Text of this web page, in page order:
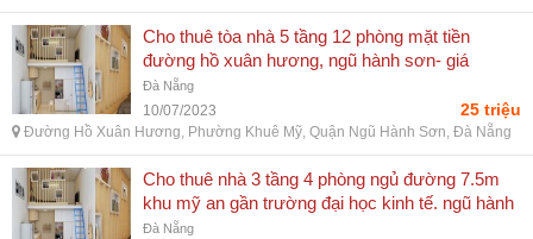
Cho thuê tòa nhà 5 tầng 12 phòng mặt tiền
đường hồ xuân hương, ngũ hành sơn- giá
25tr/th - đường hồ xuân hương, phường khuê
mỹ, quận ngũ hành sơn, đà nẵng
Đà Nẵng
10/07/2023 25 triệu
Đường Hồ Xuân Hương, Phường Khuê Mỹ, Quận Ngũ Hành Sơn, Đà Nẵng
Cho thuê nhà 3 tầng 4 phòng ngủ đường 7.5m
khu mỹ an gần trường đại học kinh tế. ngũ hành
sơn-11tr - đường hàm tử, phường mỹ an, quận
Đà Nẵng